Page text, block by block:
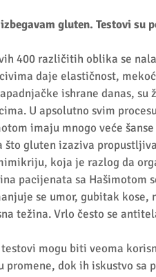
gluten. Testovi
400 različitih oblika se
daje elastičnost,
ishrane danas,
U apsolutno svim
imaju mnogo veće
što gluten izaziva
koja je razlog da
pacijenata sa Hašimotom
se umor, gubitak
težina. Vrlo često se
mogu biti veoma
promene, dok ih iskustvo sa